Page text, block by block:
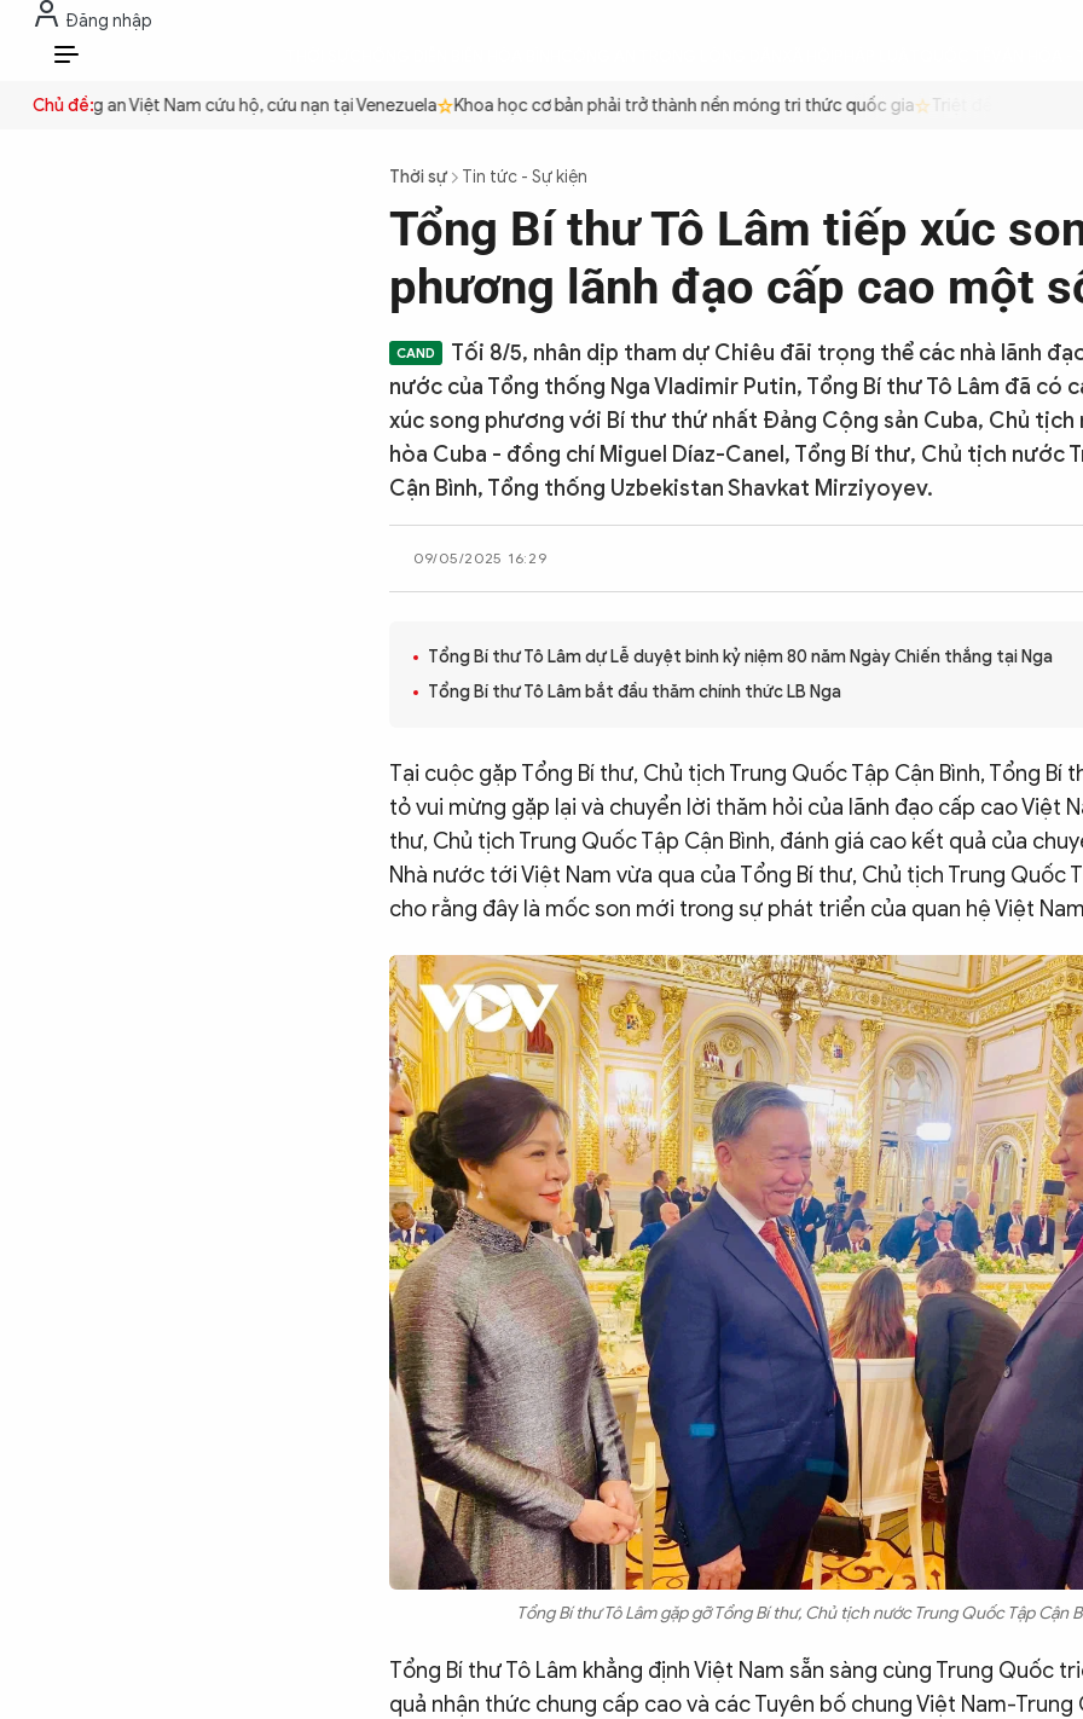
Đăng nhập
VI
Chủ đề:
Công an Việt Nam cứu hộ, cứu nạn tại Venezuela Khoa học cơ bản phải trở thành nền móng tri thức quốc gia Triệt để tiết kiệm
Thời sự Tin tức - Sự kiện
Tổng Bí thư Tô Lâm tiếp xúc
phương lãnh đạo cấp cao một
Tối 8/5, nhân dịp tham dự Chiêu đãi trọng thể các nhà lãnh
nước của Tổng thống Nga Vladimir Putin, Tổng Bí thư Tô Lâm đã có
xúc song phương với Bí thư thứ nhất Đảng Cộng sản Cuba, Chủ
hòa Cuba - đồng chí Miguel Díaz-Canel, Tổng Bí thư, Chủ tịch nước
Cận Bình, Tổng thống Uzbekistan Shavkat Mirziyoyev.
09/05/2025 16:29
Tổng Bí thư Tô Lâm dự Lễ duyệt binh kỷ niệm 80 năm Ngày Chiến thắng tại Nga
Tổng Bí thư Tô Lâm bắt đầu thăm chính thức LB Nga
Tại cuộc gặp Tổng Bí thư, Chủ tịch Trung Quốc Tập Cận Bình, Tổng Bí
tỏ vui mừng gặp lại và chuyển lời thăm hỏi của lãnh đạo cấp cao Việt
thư, Chủ tịch Trung Quốc Tập Cận Bình, đánh giá cao kết quả của
Nhà nước tới Việt Nam vừa qua của Tổng Bí thư, Chủ tịch Trung Quốc
cho rằng đây là mốc son mới trong sự phát triển của quan hệ Việt
Tổng Bí thư Tô Lâm gặp gỡ Tổng Bí thư, Chủ tịch nước Trung Quốc Tập Cận
Tổng Bí thư Tô Lâm khẳng định Việt Nam sẵn sàng cùng Trung Quốc
quả nhận thức chung cấp cao và các Tuyên bố chung Việt Nam-Trung